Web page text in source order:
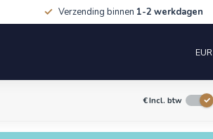
Verzending binnen 1-2 werkdagen
EUR
€Incl. btw